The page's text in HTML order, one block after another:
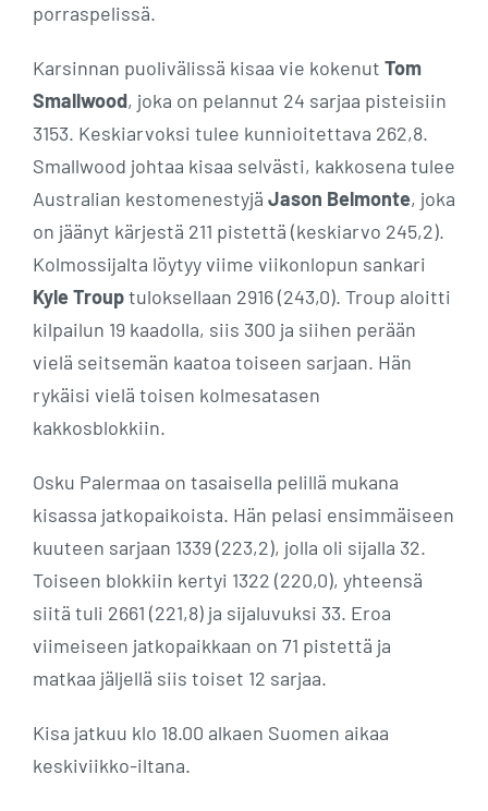
porraspelissä.
Karsinnan puolivälissä kisaa vie kokenut Tom
Smallwood, joka on pelannut 24 sarjaa pisteisiin
3153. Keskiarvoksi tulee kunnioitettava 262,8.
Smallwood johtaa kisaa selvästi, kakkosena tulee
Australian kestomenestyjä Jason Belmonte, joka
on jäänyt kärjestä 211 pistettä (keskiarvo 245,2).
Kolmossijalta löytyy viime viikonlopun sankari
Kyle Trouptuloksellaan 2916 (243,0). Troup aloitti
kilpailun 19 kaadolla, siis 300 ja siihen perään
vielä seitsemän kaatoa toiseen sarjaan. Hän
rykäisi vielä toisen kolmesatasen
kakkosblokkiin.
Osku Palermaa on tasaisella pelillä mukana
kisassa jatkopaikoista. Hän pelasi ensimmäiseen
kuuteen sarjaan 1339 (223,2), jolla oli sijalla 32.
Toiseen blokkiin kertyi 1322 (220,0), yhteensä
siitä tuli 2661 (221,8) ja sijaluvuksi 33. Eroa
viimeiseen jatkopaikkaan on 71 pistettä ja
matkaa jäljellä siis toiset 12 sarjaa.
Kisa jatkuu klo 18.00 alkaen Suomen aikaa
keskiviikko-iltana.